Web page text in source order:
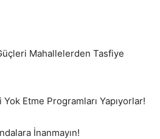
Mahallelerden Tasfiye
Etme Programları Yapıyorlar!
İnanmayın!